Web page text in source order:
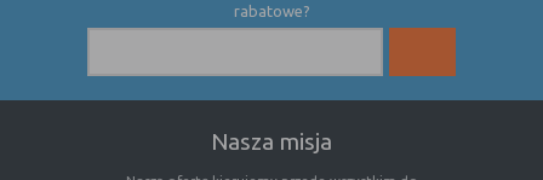
rabatowe?
Nasza misja